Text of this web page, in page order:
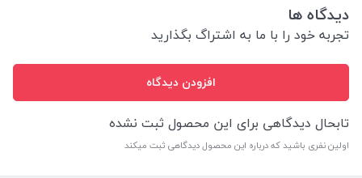
دیدگاه ها
تجربه خود را با ما به اشتراگ بگذارید
افزودن دیدگاه
تابحال دیدگاهی برای این محصول ثبت نشده
اولین نفری باشید که درباره این محصول دیدگاهی ثبت میکند